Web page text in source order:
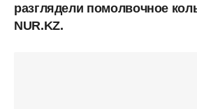
разглядели помолвочное
NUR.KZ.